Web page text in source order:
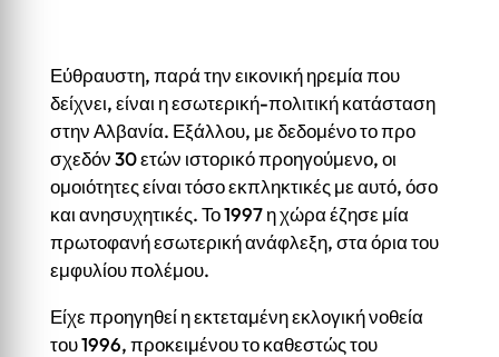
Εύθραυστη, παρά την εικονική ηρεμία που
δείχνει, είναι η εσωτερική-πολιτική κατάσταση
στην Αλβανία. Εξάλλου, με δεδομένο το προ
σχεδόν 30 ετών ιστορικό προηγούμενο, οι
ομοιότητες είναι τόσο εκπληκτικές με αυτό, όσο
και ανησυχητικές. Το 1997 η χώρα έζησε μία
πρωτοφανή εσωτερική ανάφλεξη, στα όρια του
εμφυλίου πολέμου.
Είχε προηγηθεί η εκτεταμένη εκλογική νοθεία
του 1996, προκειμένου το καθεστώς του